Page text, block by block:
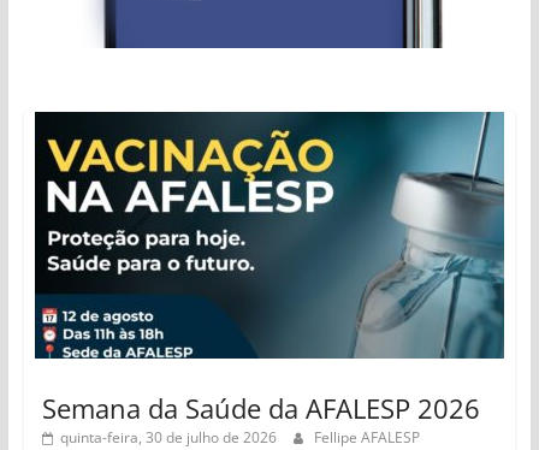
Semana da Saúde da AFALESP 2026
quinta-feira, 30 de julho de 2026 Fellipe AFALESP